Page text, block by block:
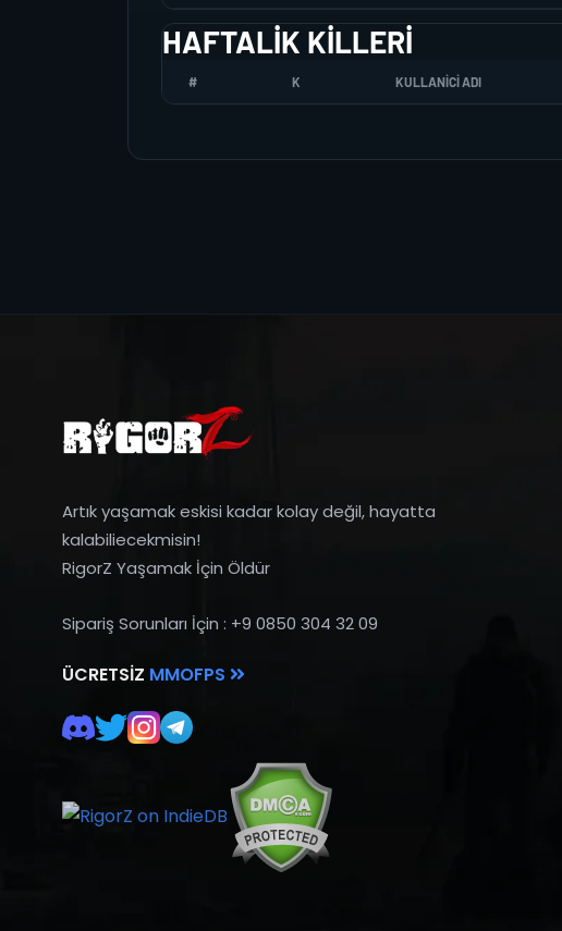
HAFTALIK KILLERI
# K KULLANICI ADI
Artık yaşamak eskisi kadar kolay değil, hayatta
kalabiliecekmisin!
RigorZ Yaşamak İçin Öldür
Sipariş Sorunları İçin : +9 0850 304 32 09
ÜCRETSIZ MMOFPS